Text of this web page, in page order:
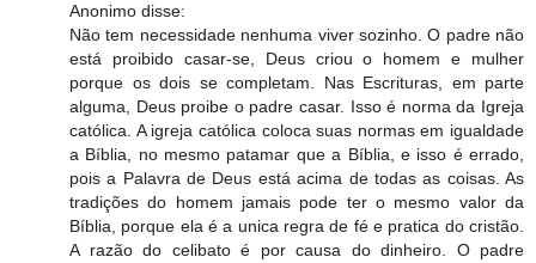
Anonimo disse:
Não tem necessidade nenhuma viver sozinho. O padre não
está proibido casar-se, Deus criou o homem e mulher
porque os dois se completam. Nas Escrituras, em parte
alguma, Deus proibe o padre casar. Isso é norma da Igreja
católica. A igreja católica coloca suas normas em igualdade
a Bíblia, no mesmo patamar que a Bíblia, e isso é errado,
pois a Palavra de Deus está acima de todas as coisas. As
tradições do homem jamais pode ter o mesmo valor da
Bíblia, porque ela é a unica regra de fé e pratica do cristão.
A razão do celibato é por causa do dinheiro. O padre